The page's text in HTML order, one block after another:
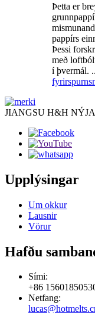
Þetta er
pappírs
Þessi
með
í þvermál.
fyrirspurn
JIANGSU H&H
Upplýsingar
Um okkur
Lausnir
Vörur
Hafðu
Sími:
+86
Netfang: